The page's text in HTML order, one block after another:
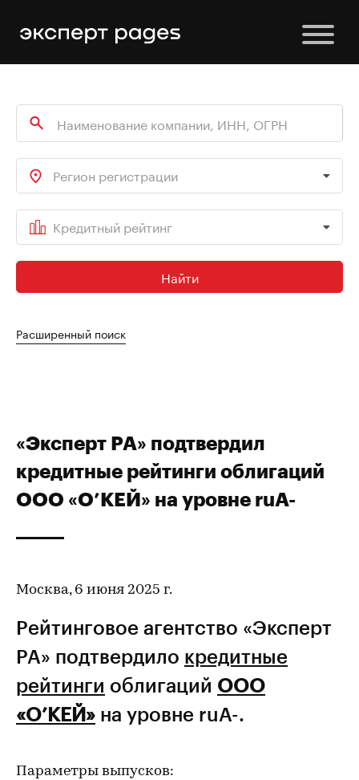
Регион регистрации
Кредитный рейтинг
Найти
Расширенный поиск
«Эксперт РА» подтвердил
кредитные рейтинги облигаций
ООО «О’КЕЙ» на уровне ruA-
Москва, 6 июня 2025 г.
Рейтинговое агентство «Эксперт
РА» подтвердило кредитные
рейтинги облигаций ООО
«О’КЕЙ» на уровне ruA-.
Параметры выпусков: